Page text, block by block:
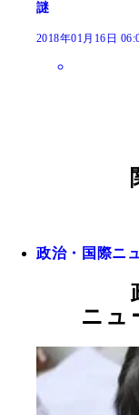
謎
2018年01月16日
政治・国際ニ
ニュ